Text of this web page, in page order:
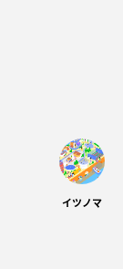
イツノマ